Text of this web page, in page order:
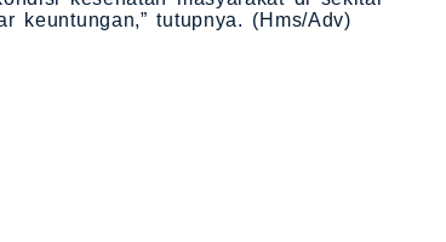
keuntungan,” tutupnya. (Hms/Adv)